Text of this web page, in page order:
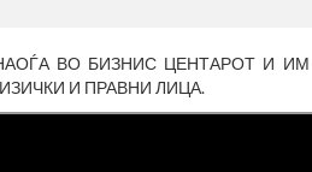
ВО БИЗНИС ЦЕНТАРОТ И
И ПРАВНИ ЛИЦА.